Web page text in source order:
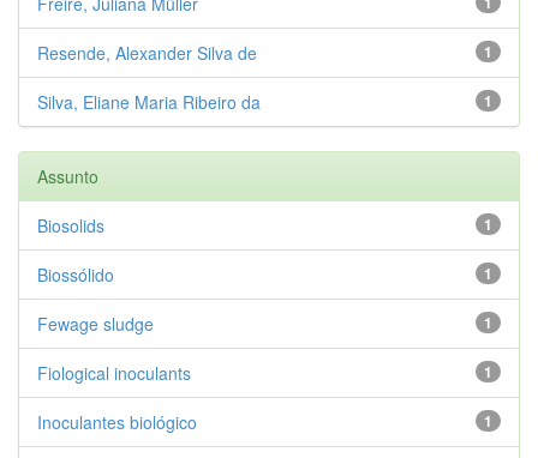
1
Resende, Alexander Silva de
1
Silva, Eliane Maria Ribeiro da
Assunto
1
Biosolids
1
Biossólido
1
Fewage sludge
1
Fiological inoculants
1
Inoculantes biológico